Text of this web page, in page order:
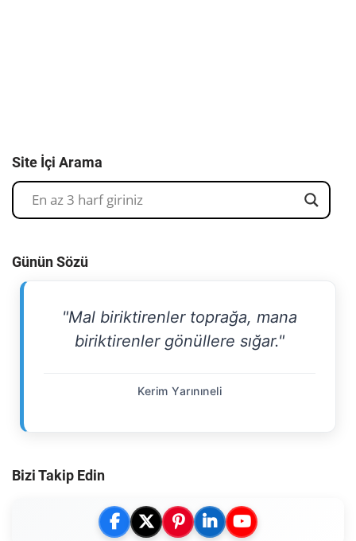
Site İçi Arama
Günün Sözü
"Mal biriktirenler toprağa, mana
biriktirenler gönüllere sığar."
Kerim Yarınıneli
Bizi Takip Edin